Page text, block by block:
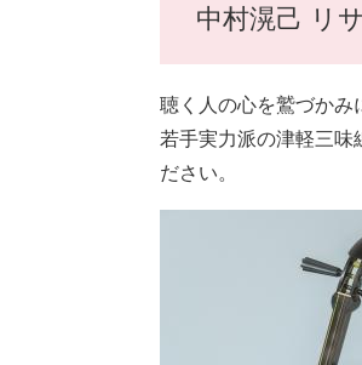
中村滉己 リ
聴く人の心を鷲づかみ
若手実力派の津軽三味
ださい。